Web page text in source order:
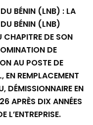
BÉNIN (LNB) : LA
BÉNIN (LNB)
CHAPITRE DE SON
DE
AU POSTE DE
EN REMPLACEMENT
DÉMISSIONNAIRE EN
APRÈS DIX ANNÉES
L’ENTREPRISE.